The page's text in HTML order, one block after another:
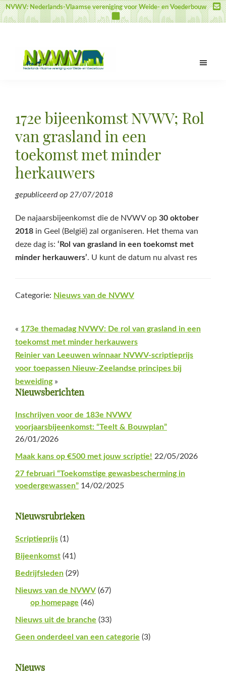
Door
naar
inhoud
Spring
naar
sidebar
Spring
naar
NVWV: Nederlands-Vlaamse vereniging voor Weide- en Voederbouw
voor
en
Voederbouw
172e bijeenkomst NVWV; Rol
van grasland in een
toekomst met minder
herkauwers
gepubliceerd op 27/07/2018
De najaarsbijeenkomst die de NVWV op 30 oktober
2018 in Geel (België) zal organiseren. Het thema van
deze dag is: ‘Rol van grasland in een toekomst met
minder herkauwers’. U kunt de datum nu alvast res
Categorie: Nieuws van de NVWV
« 173e themadag NVWV: De rol van grasland in een
toekomst met minder herkauwers
Reinier van Leeuwen winnaar NVWV-scriptieprijs
voor toepassen Nieuw-Zeelandse principes bij
beweiding »
Primaire
Sidebar
Nieuwsberichten
Inschrijven voor de 183e NVWV
voorjaarsbijeenkomst: “Teelt & Bouwplan”
26/01/2026
Maak kans op €500 met jouw scriptie! 22/05/2026
27 februari “Toekomstige gewasbescherming in
voedergewassen” 14/02/2025
Nieuwsrubrieken
Scriptieprijs (1)
Bijeenkomst (41)
Bedrijfsleden (29)
Nieuws van de NVWV (67)
op homepage (46)
Nieuws uit de branche (33)
Geen onderdeel van een categorie (3)
Nieuws